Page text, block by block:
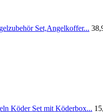
Set,Angelkoffer...
Köder Set mit Köderbox...